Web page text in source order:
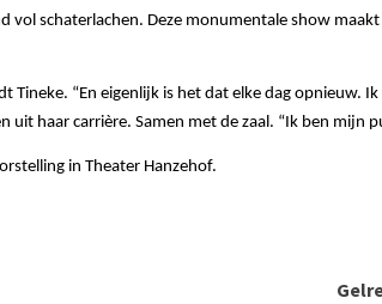
vol schaterlachen. Deze monumentale show
“En eigenlijk is het dat elke dag opnieuw. Ik
haar carrière. Samen met de zaal. “Ik ben mijn
in Theater Hanzehof.